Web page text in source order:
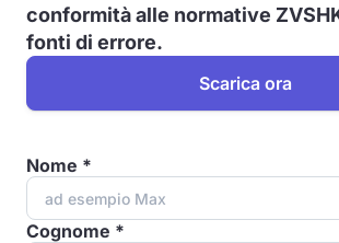
conformità alle normative
fonti di errore.
Scarica ora
Nome *
Cognome *